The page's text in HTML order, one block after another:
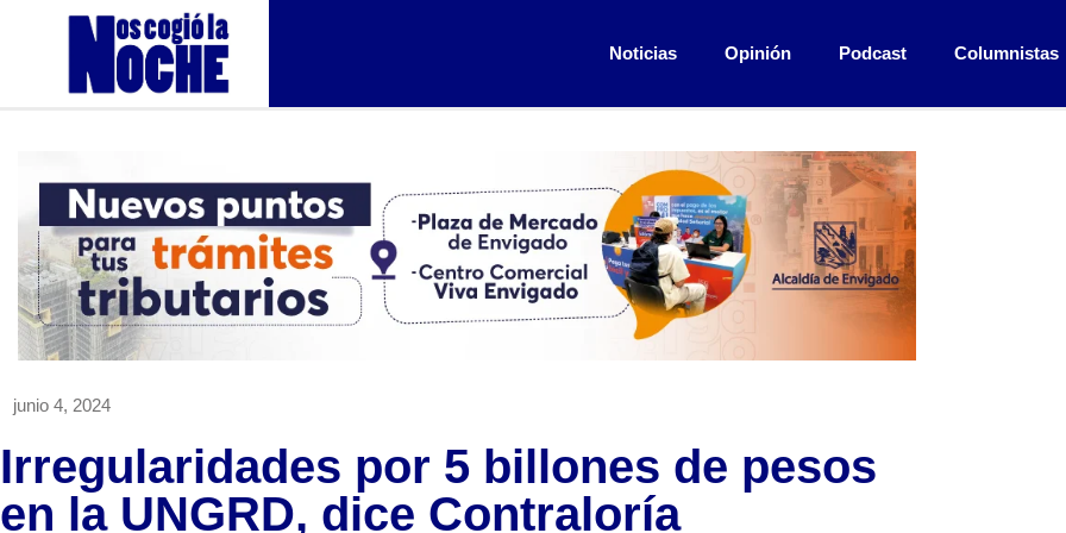
Noticias Opinión Podcast Columnistas
junio 4, 2024
Irregularidades por 5 billones de pesos
en la UNGRD, dice Contraloría